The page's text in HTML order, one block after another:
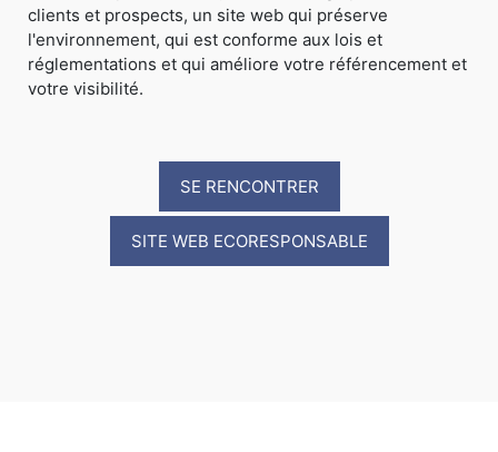
clients et prospects, un site web qui préserve
l'environnement, qui est conforme aux lois et
réglementations et qui améliore votre référencement et
votre visibilité.
SE RENCONTRER
SITE WEB ECORESPONSABLE